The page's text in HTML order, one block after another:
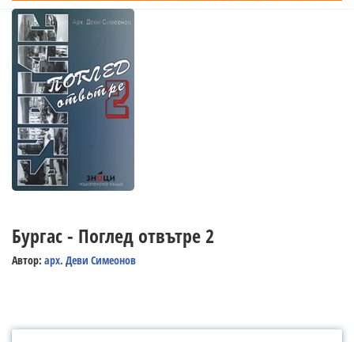
Бургас - Поглед отвътре 2
Автор: арх. Деви Симеонов